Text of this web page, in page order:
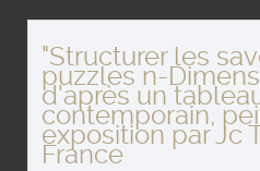
"Structurer les
puzzles n-
d'après un
contemporain,
exposition par Jc
France